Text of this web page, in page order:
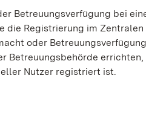
Betreuungsverfügung bei
die Registrierung im
oder
Betreuungsbehörde
Nutzer registriert ist.